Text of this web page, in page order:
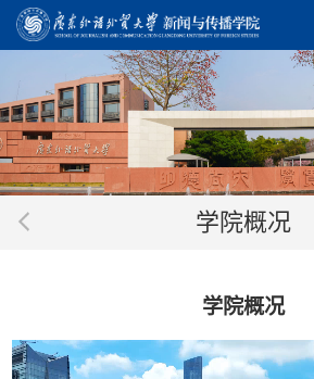
学院概况
学院概况